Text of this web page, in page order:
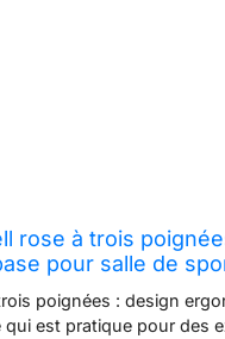
rose à trois
pour salle de
poignées : design
est pratique pour des